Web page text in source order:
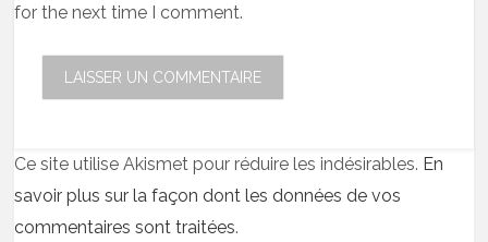
for the next time I comment.
Ce site utilise Akismet pour réduire les indésirables. En
savoir plus sur la façon dont les données de vos
commentaires sont traitées.